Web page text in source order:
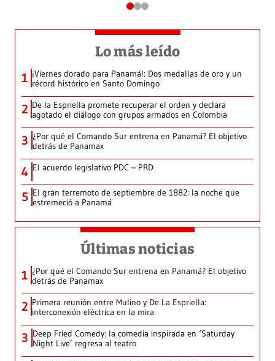
Lo más leído
1 ¡Viernes dorado para Panamá!: Dos medallas de oro y un
récord histórico en Santo Domingo
2 De la Espriella promete recuperar el orden y declara
agotado el diálogo con grupos armados en Colombia
3 ¿Por qué el Comando Sur entrena en Panamá? El objetivo
detrás de Panamax
4 El acuerdo legislativo PDC – PRD
5 El gran terremoto de septiembre de 1882: la noche que
estremeció a Panamá
Últimas noticias
1 ¿Por qué el Comando Sur entrena en Panamá? El objetivo
detrás de Panamax
2 Primera reunión entre Mulino y De La Espriella:
interconexión eléctrica en la mira
3 Deep Fried Comedy: la comedia inspirada en ‘Saturday
Night Live’ regresa al teatro